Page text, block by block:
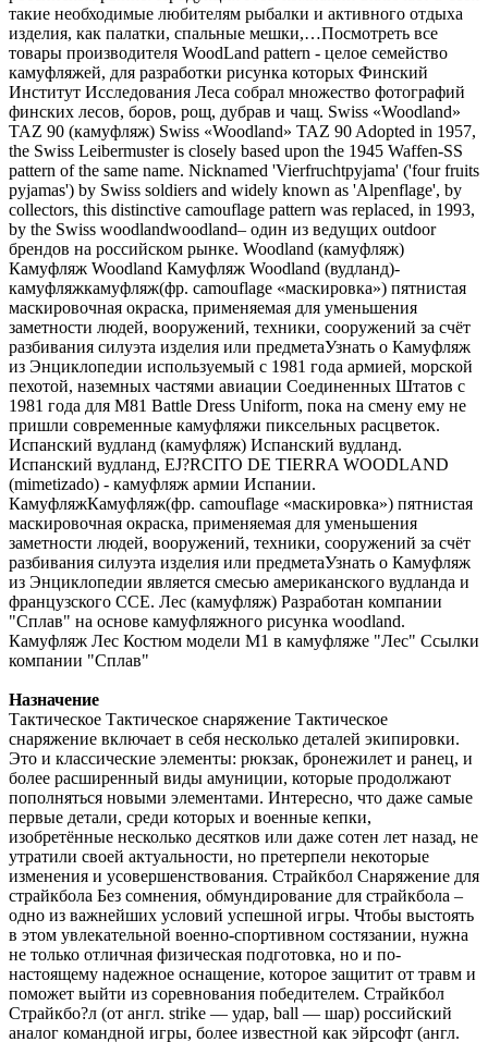
такие необходимые любителям рыбалки и активного отдыха
изделия, как палатки, спальные мешки,…Посмотреть все
товары производителя WoodLand pattern - целое семейство
камуфляжей, для разработки рисунка которых Финский
Институт Исследования Леса собрал множество фотографий
финских лесов, боров, рощ, дубрав и чащ. Swiss «Woodland»
TAZ 90 (камуфляж) Swiss «Woodland» TAZ 90 Adopted in 1957,
the Swiss Leibermuster is closely based upon the 1945 Waffen-SS
pattern of the same name. Nicknamed 'Vierfruchtpyjama' ('four fruits
pyjamas') by Swiss soldiers and widely known as 'Alpenflage', by
collectors, this distinctive camouflage pattern was replaced, in 1993,
by the Swiss woodlandwoodland– один из ведущих outdoor
брендов на российском рынке. Woodland (камуфляж)
Камуфляж Woodland Камуфляж Woodland (вудланд)-
камуфляжкамуфляж(фр. camouflage «маскировка») пятнистая
маскировочная окраска, применяемая для уменьшения
заметности людей, вооружений, техники, сооружений за счёт
разбивания силуэта изделия или предметаУзнать о Камуфляж
из Энциклопедии используемый с 1981 года армией, морской
пехотой, наземных частями авиации Соединенных Штатов с
1981 года для M81 Battle Dress Uniform, пока на смену ему не
пришли современные камуфляжи пиксельных расцветок.
Испанский вудланд (камуфляж) Испанский вудланд.
Испанский вудланд, EJ?RCITO DE TIERRA WOODLAND
(mimetizado) - камуфляж армии Испании.
КамуфляжКамуфляж(фр. camouflage «маскировка») пятнистая
маскировочная окраска, применяемая для уменьшения
заметности людей, вооружений, техники, сооружений за счёт
разбивания силуэта изделия или предметаУзнать о Камуфляж
из Энциклопедии является смесью американского вудланда и
французского CCE. Лес (камуфляж) Разработан компании
"Сплав" на основе камуфляжного рисунка woodland.
Камуфляж Лес Костюм модели М1 в камуфляже "Лес" Ссылки
компании "Сплав"
Назначение
Тактическое Тактическое снаряжение Тактическое
снаряжение включает в себя несколько деталей экипировки.
Это и классические элементы: рюкзак, бронежилет и ранец, и
более расширенный виды амуниции, которые продолжают
пополняться новыми элементами. Интересно, что даже самые
первые детали, среди которых и военные кепки,
изобретённые несколько десятков или даже сотен лет назад, не
утратили своей актуальности, но претерпели некоторые
изменения и усовершенствования. Страйкбол Снаряжение для
страйкбола Без сомнения, обмундирование для страйкбола –
одно из важнейших условий успешной игры. Чтобы выстоять
в этом увлекательной военно-спортивном состязании, нужна
не только отличная физическая подготовка, но и по-
настоящему надежное оснащение, которое защитит от травм и
поможет выйти из соревнования победителем. Страйкбол
Страйкбо?л (от англ. strike — удар, ball — шар) российский
аналог командной игры, более известной как эйрсофт (англ.